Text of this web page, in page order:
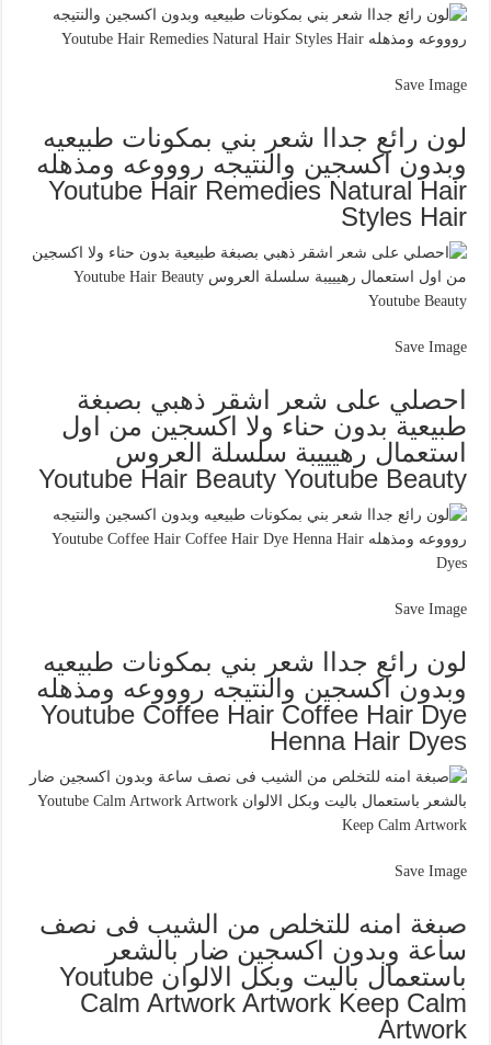
Save Image
لون رائع جداا شعر بني بمكونات طبيعيه
وبدون اكسجين والنتيجه روووعه ومذهله
Youtube Hair Remedies Natural Hair
Styles Hair
Save Image
احصلي على شعر اشقر ذهبي بصبغة
طبيعية بدون حناء ولا اكسجين من اول
استعمال رهيييبة سلسلة العروس
Youtube Hair Beauty Youtube Beauty
Save Image
لون رائع جداا شعر بني بمكونات طبيعيه
وبدون اكسجين والنتيجه روووعه ومذهله
Youtube Coffee Hair Coffee Hair Dye
Henna Hair Dyes
Save Image
صبغة امنه للتخلص من الشيب فى نصف
ساعة وبدون اكسجين ضار بالشعر
باستعمال باليت وبكل الالوان Youtube
Calm Artwork Artwork Keep Calm
Artwork